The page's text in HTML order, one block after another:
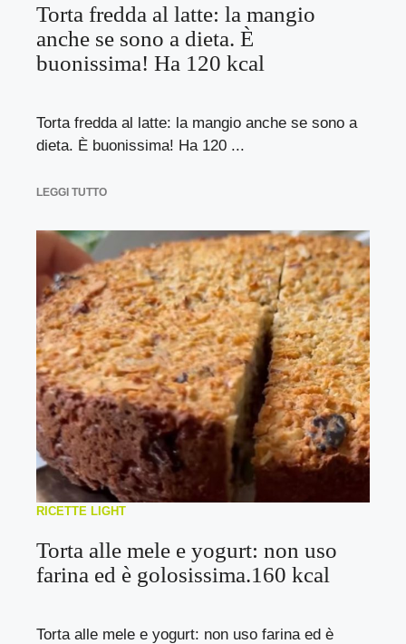
Torta fredda al latte: la mangio
anche se sono a dieta. È
buonissima! Ha 120 kcal
Torta fredda al latte: la mangio anche se sono a
dieta. È buonissima! Ha 120 ...
LEGGI TUTTO
RICETTE LIGHT
Torta alle mele e yogurt: non uso
farina ed è golosissima.160 kcal
Torta alle mele e yogurt: non uso farina ed è